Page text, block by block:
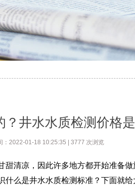
井水水质检测价格
：2022-01-18 10:25:35 | 3777 次浏览
清凉，因此许多地方都开始准备
么是井水水质检测标准？下面就